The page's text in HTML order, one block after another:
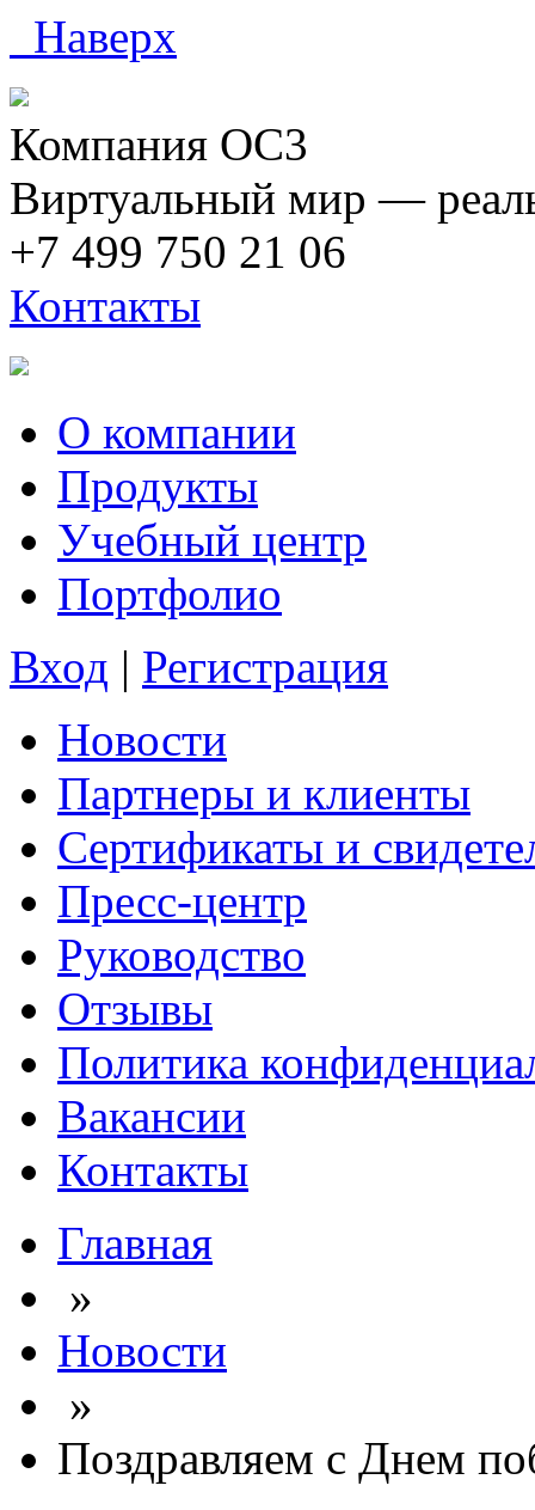
Наверх
Компания ОС3
Виртуальный мир —
+7 499 750 21 06
Контакты
О компании
Продукты
Учебный центр
Портфолио
Вход | Регистрация
Новости
Партнеры и клиенты
Сертификаты и
Пресс-центр
Руководство
Отзывы
Политика
Вакансии
Контакты
Главная
»
Новости
»
Поздравляем с Днем